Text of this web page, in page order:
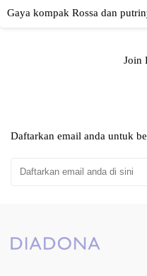
Join
Daftarkan email anda untuk